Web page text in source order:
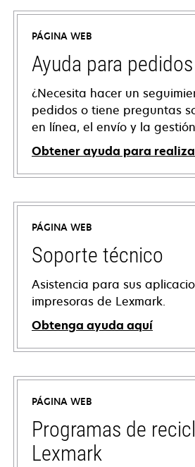
PÁGINA WEB
Ayuda para pedidos
¿Necesita hacer un
pedidos o tiene preguntas
en línea, el envío y la
Obtener ayuda para
PÁGINA WEB
Soporte técnico
Asistencia para sus
impresoras de Lexmark.
Obtenga ayuda aquí
se
abre
una
pestaña
nueva
PÁGINA WEB
Programas de
Lexmark